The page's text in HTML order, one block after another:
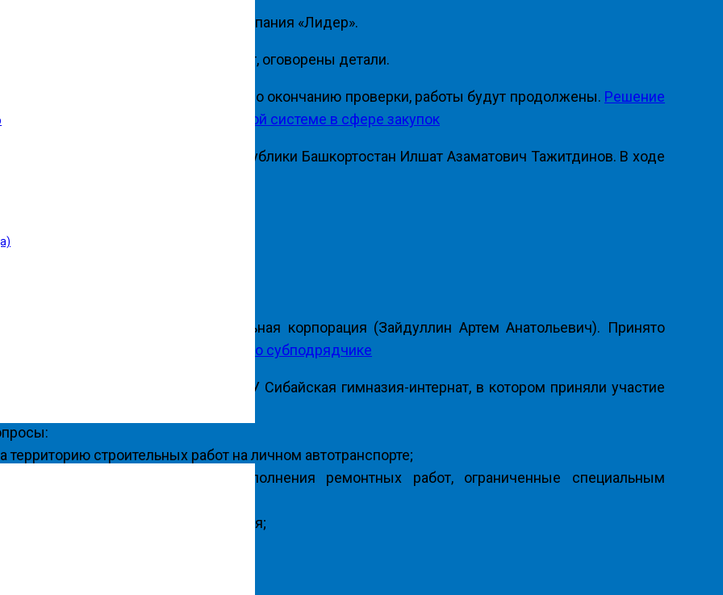
— ООО Строительная компания «Лидер».
по графику ремонтных работ, оговорены детали.
в связи с проверкой ФАС. По окончанию проверки, работы будут продолжены. Решение
законодательства о контрактной системе в сфере закупок
министра Правительства Республики Башкортостан Илшат Азаматович Тажитдинов. В ходе
капитального ремонта.
СГИ
— ООО Строительная корпорация (Зайдуллин Артем Анатольевич). Принято
спортзала.
Информационный лист о субподрядчике
ремонту здания ГБОУ Сибайская гимназия-интернат, в котором приняли участие
и гимназии-интерната.
строительных работ на личном автотранспорте;
границы территория выполнения ремонтных работ, ограниченные специальным
с сотрудниками и обучающимися;
и учебных кабинетах;
кровли, фасада и окон.